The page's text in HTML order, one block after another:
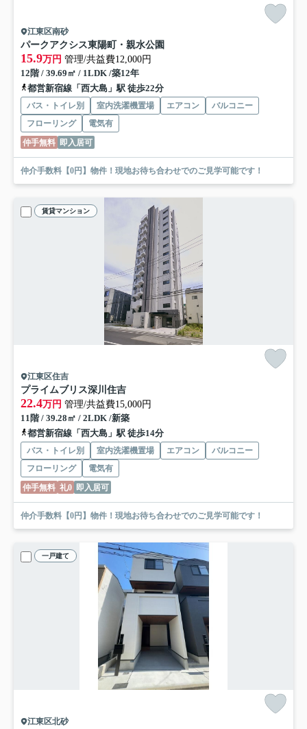
江東区南砂
パークアクシス東陽町・親水公園
15.9万円 管理/共益費12,000円
12階 / 39.69㎡ / 1LDK /築12年
都営新宿線「西大島」駅 徒歩22分
バス・トイレ別 室内洗濯機置場 エアコン
バルコニー
フローリング
電気有
仲手無料 即入居可
仲介手数料【0円】物件！現地お待ち合わせでのご見学可能です！
賃貸マンション
江東区住吉
プライムブリス深川住吉
22.4万円 管理/共益費15,000円
11階 / 39.28㎡ / 2LDK /新築
都営新宿線「西大島」駅 徒歩14分
バス・トイレ別 室内洗濯機置場 エアコン
バルコニー
フローリング
電気有
仲手無料 礼0 即入居可
仲介手数料【0円】物件！現地お待ち合わせでのご見学可能です！
一戸建て
江東区北砂